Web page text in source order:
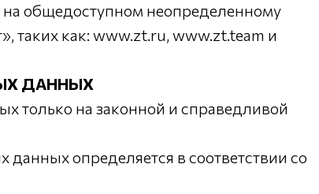
на общедоступном неопределенному
таких как: www.zt.ru, www.zt.team и
ДАННЫХ
только на законной и справедливой
определяется в соответствии со